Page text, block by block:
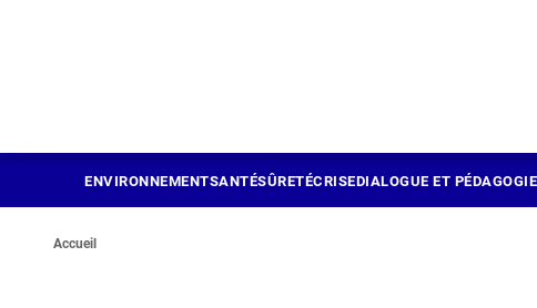
ENVIRONNEMENTSANTÉSÛRETÉCRISEDIALOGUE ET PÉDAGOGIE
Accueil